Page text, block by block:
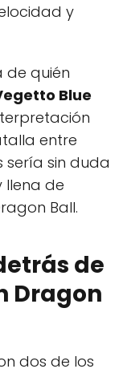
y
de quién
Blue
entre
sería sin duda
llena de
Ball.
de
Dragon
dos de los